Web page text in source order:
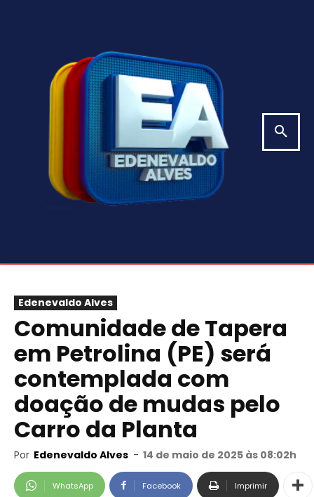
Edenevaldo Alves
Comunidade de Tapera
em Petrolina (PE) será
contemplada com
doação de mudas pelo
Carro da Planta
Por Edenevaldo Alves - 14 de maio de 2025 às 08:02h
WhatsApp Facebook Imprimir